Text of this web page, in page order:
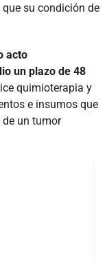
su condición de
acto
un plazo de 48
quimioterapia y
e insumos que
un tumor